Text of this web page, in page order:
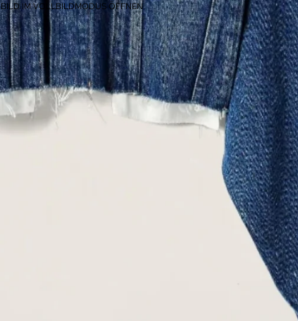
BILD IM VOLLBILDMODUS ÖFFNEN